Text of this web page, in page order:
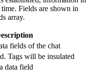
Fields are shown in
array.
fields of the chat
Tags will be insulated
data field